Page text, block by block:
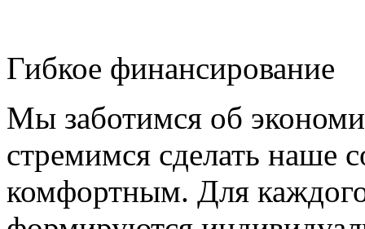
Гибкое финансирование
Мы заботимся об
стремимся сделать наше
комфортным. Для каждого